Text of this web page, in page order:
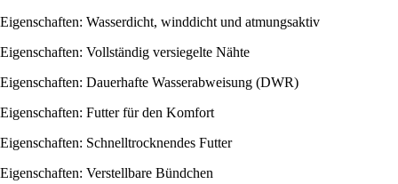
Eigenschaften: Wasserdicht, winddicht und atmungsaktiv
Eigenschaften: Vollständig versiegelte Nähte
Eigenschaften: Dauerhafte Wasserabweisung (DWR)
Eigenschaften: Futter für den Komfort
Eigenschaften: Schnelltrocknendes Futter
Eigenschaften: Verstellbare Bündchen